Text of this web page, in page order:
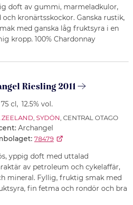
doft av gummi, marmeladkulor,
och kronärtsskockor. Ganska rustik,
med ganska låg fruktsyra i en
kropp. 100% Chardonnay
Riesling 2011
75 cl, 12.5% vol.
ZEELAND SYDÖN , CENTRAL OTAGO
Archangel
78479
yppig doft med uttalad
av petroleum och cykelaffär,
mineral. Fyllig, fruktig smak med
fin fetma och rondör och bra